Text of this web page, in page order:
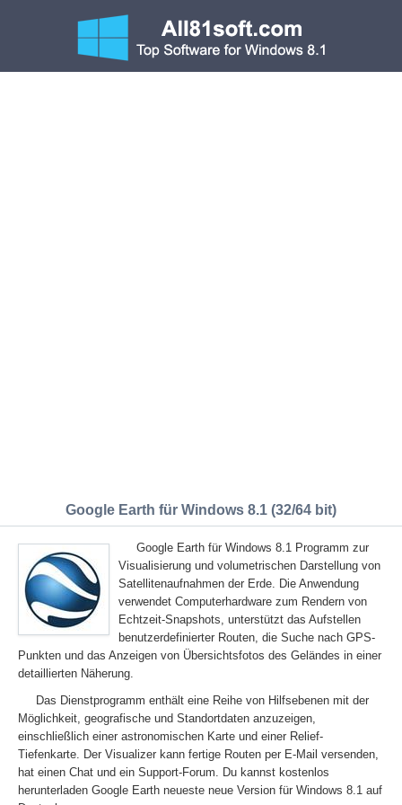
Google Earth für Windows 8.1 (32/64 bit)
Google Earth für Windows 8.1 Programm zur
Visualisierung und volumetrischen Darstellung von
Satellitenaufnahmen der Erde. Die Anwendung
verwendet Computerhardware zum Rendern von
Echtzeit-Snapshots, unterstützt das Aufstellen
benutzerdefinierter Routen, die Suche nach GPS-
Punkten und das Anzeigen von Übersichtsfotos des Geländes in einer
detaillierten Näherung.
Das Dienstprogramm enthält eine Reihe von Hilfsebenen mit der
Möglichkeit, geografische und Standortdaten anzuzeigen,
einschließlich einer astronomischen Karte und einer Relief-
Tiefenkarte. Der Visualizer kann fertige Routen per E-Mail versenden,
hat einen Chat und ein Support-Forum. Du kannst kostenlos
herunterladen Google Earth neueste neue Version für Windows 8.1 auf